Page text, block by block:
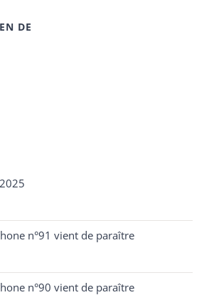
DE
n°91 vient de paraître
n°90 vient de paraître